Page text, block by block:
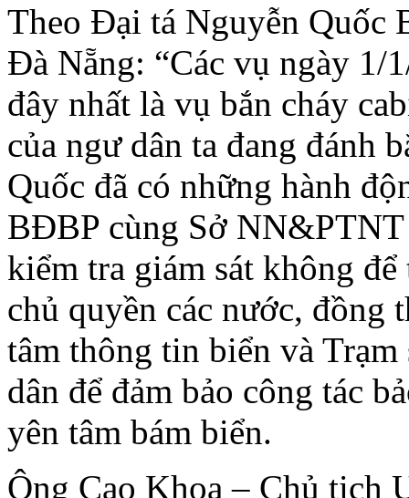
Theo Đại tá Nguyễn
Đà Nẵng: “Các vụ ngày 1/
đây nhất là vụ bắn cháy
của ngư dân ta đang đánh
Quốc đã có những hành
BĐBP cùng Sở
kiểm tra giám sát không
chủ quyền các nước,
tâm thông tin biển và
dân để đảm bảo công tác
yên tâm bám biển.
Ông Cao Khoa – Chủ tịch